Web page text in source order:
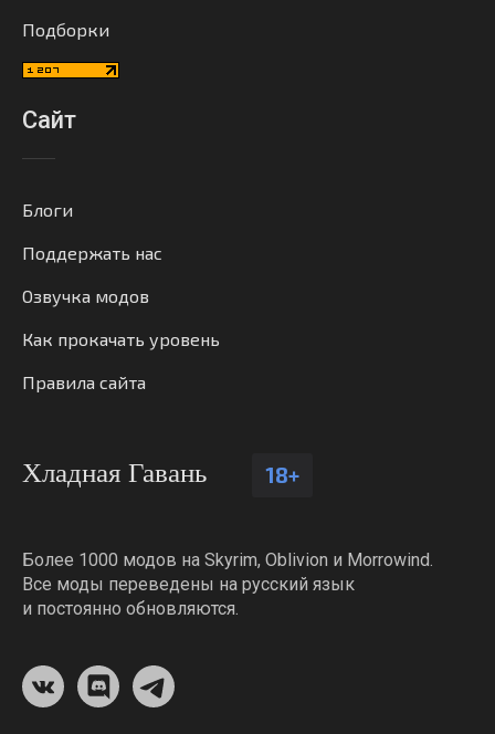
Подборки
Сайт
Блоги
Поддержать нас
Озвучка модов
Как прокачать уровень
Правила сайта
Хладная Гавань 18+
Более 1000 модов на Skyrim, Oblivion и Morrowind.
Все моды переведены на русский язык
и постоянно обновляются.